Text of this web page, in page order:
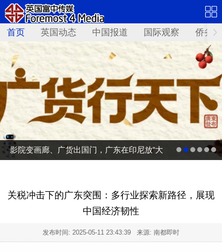
首页 英国动态 中国报道 国际观察 侨务
影院变画廊、广货出国门，广东在印尼放“大
关税冲击下的广东突围：多行业探索新路径，展现
中国经济韧性
发布时间: 2025-05-11 23:43:39 来源: 南都即时